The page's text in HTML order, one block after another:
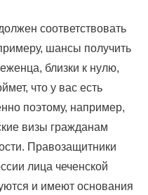
соответствовать
шансы получить
близки к нулю,
что у вас есть
поэтому, например,
визы гражданам
Правозащитники
лица чеченской
и имеют основания